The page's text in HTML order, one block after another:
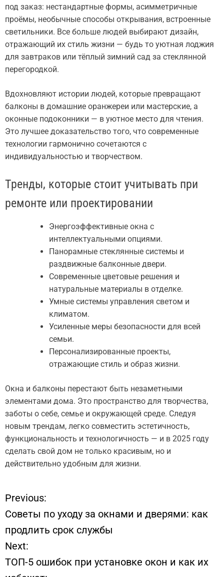
под заказ: нестандартные формы, асимметричные
проёмы, необычные способы открывания, встроенные
светильники. Все больше людей выбирают дизайн,
отражающий их стиль жизни — будь то уютная лоджия
для завтраков или тёплый зимний сад за стеклянной
перегородкой.
Вдохновляют истории людей, которые превращают
балконы в домашние оранжереи или мастерские, а
оконные подоконники — в уютное место для чтения.
Это лучшее доказательство того, что современные
технологии гармонично сочетаются с
индивидуальностью и творчеством.
Тренды, которые стоит учитывать при
ремонте или проектировании
Энергоэффективные окна с
интеллектуальными опциями.
Панорамные стеклянные системы и
раздвижные балконные двери.
Современные цветовые решения и
натуральные материалы в отделке.
Умные системы управления светом и
климатом.
Усиленные меры безопасности для всей
семьи.
Персонализированные проекты,
отражающие стиль и образ жизни.
Окна и балконы перестают быть незаметными
элементами дома. Это пространство для творчества,
заботы о себе, семье и окружающей среде. Следуя
новым трендам, легко совместить эстетичность,
функциональность и технологичность — и в 2025 году
сделать свой дом не только красивым, но и
действительно удобным для жизни.
Н
а
в
и
Previous:
Советы по уходу за окнами и дверями: как
продлить срок службы
Next:
ТОП-5 ошибок при установке окон и как их